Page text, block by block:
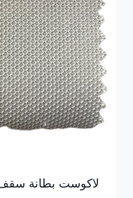
لاكوست بطانة سقف